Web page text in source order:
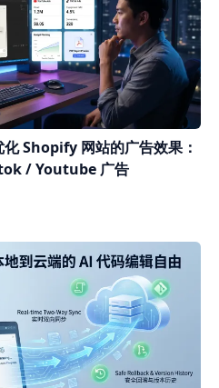
Shopify 网站的广告效果：
/ Youtube 广告